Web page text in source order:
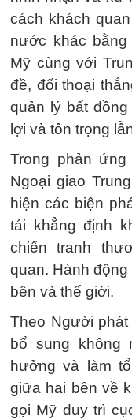
cách khách
nước khác
Mỹ cùng với
đề, đối thoại
quản lý bất
lợi và tôn trọng
Trong phản
Ngoại giao
hiện các biện
tái khẳng định
chiến tranh
quan. Hành
bên và thế giới.
Theo Người
bổ sung không
hưởng và làm
giữa hai bên về
gọi Mỹ duy trì